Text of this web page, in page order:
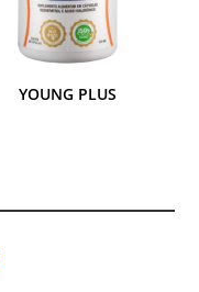
YOUNG PLUS